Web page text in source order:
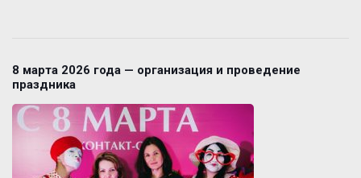
8 марта 2026 года — организация и проведение
праздника